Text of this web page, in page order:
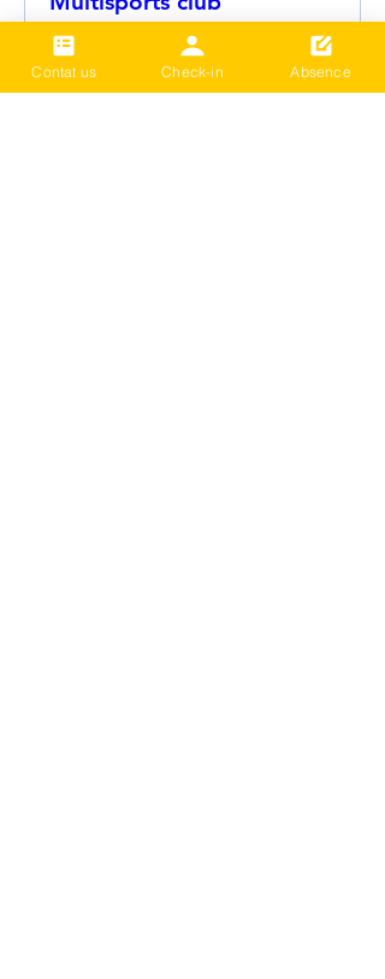
Date and time is TBD
추가 정보
Contat us Check-in Absence